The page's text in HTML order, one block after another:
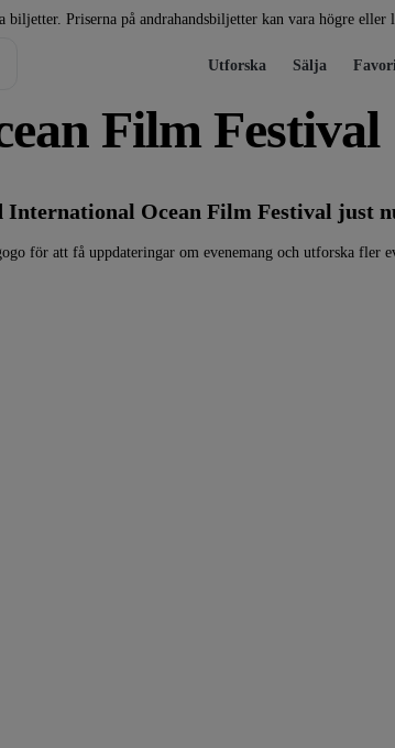
Priserna på andrahandsbiljetter kan vara högre eller
Utforska Sälja
Film Festival
International Ocean Film Festival just
för att få uppdateringar om evenemang och utforska fler